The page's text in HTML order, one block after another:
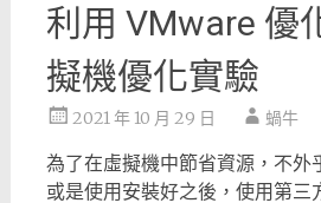
利用 VMware 優
擬機優化實驗
2021 年 10 月 29 日 蝸牛
為了在虛擬機中節省資源，不外
或是使用安裝好之後，使用第三